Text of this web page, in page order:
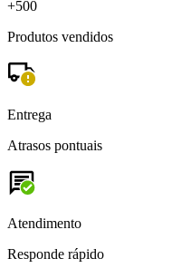
+500
Produtos vendidos
Entrega
Atrasos pontuais
Atendimento
Responde rápido